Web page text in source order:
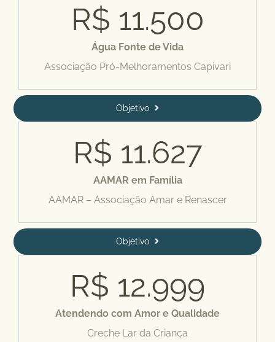
R$ 11.500
Água Fonte de Vida
Associação Pró-Melhoramentos Capivari
Objetivo
R$ 11.627
AAMAR em Família
AAMAR – Associação Amar e Renascer
Objetivo
R$ 12.999
Atendendo com Amor e Qualidade
Creche Lar da Criança